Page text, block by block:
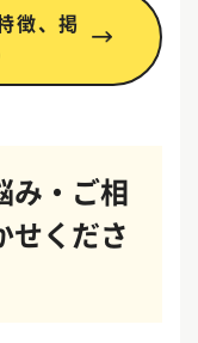
徴、掲
み・ご相
せくださ